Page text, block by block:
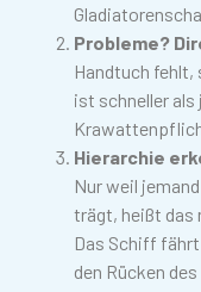
Probleme?
Handtuch fehlt,
ist schneller
Hierarchie
Nur weil
trägt, heißt das
Das Schiff
den Rücken